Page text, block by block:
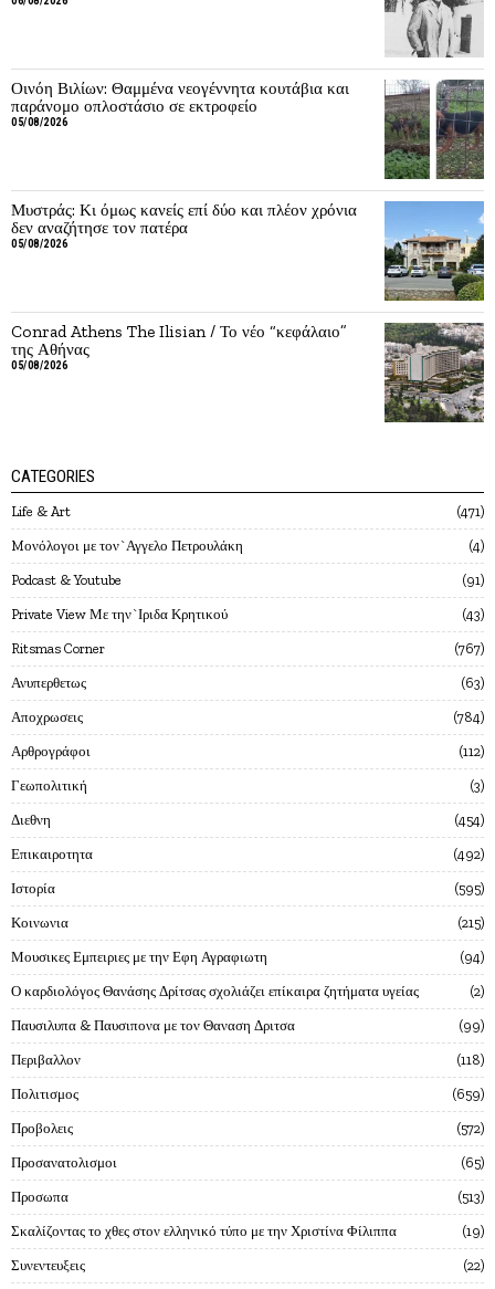
Οινόη Βιλίων: Θαμμένα νεογέννητα κουτάβια και
παράνομο οπλοστάσιο σε εκτροφείο
05/08/2026
Μυστράς: Κι όμως κανείς επί δύο και πλέον χρόνια
δεν αναζήτησε τον πατέρα
05/08/2026
Conrad Athens The Ilisian / Το νέο “κεφάλαιο”
της Αθήνας
05/08/2026
CATEGORIES
Life & Art 471
Mονόλογοι με τον`Αγγελο Πετρουλάκη 4
Podcast & Youtube 91
Private View Με την`Ιριδα Κρητικού 43
Ritsmas Corner 767
Ανυπερθετως 63
Αποχρωσεις 784
Αρθρογράφοι 112
Γεωπολιτική 3
Διεθνη 454
Επικαιροτητα 492
Ιστορία 595
Κοινωνια 215
Μουσικες Εμπειριες με την Εφη Αγραφιωτη 94
Ο καρδιολόγος Θανάσης Δρίτσας σχολιάζει επίκαιρα ζητήματα υγείας 2
Παυσιλυπα & Παυσιπονα με τον Θαναση Δριτσα 99
Περιβαλλον 118
Πολιτισμος 659
Προβολεις 572
Προσανατολισμοι 65
Προσωπα 513
Σκαλίζοντας το χθες στον ελληνικό τύπο με την Χριστίνα Φίλιππα 19
Συνεντευξεις 22